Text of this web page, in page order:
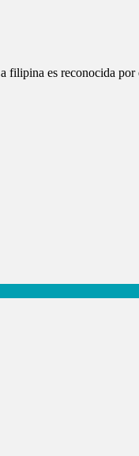
es reconocida